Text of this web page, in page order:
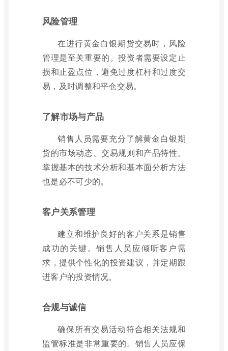
风险管理
在进行黄金白银期货交易时，风险
管理是至关重要的。投资者需要设定止
损和止盈点位，避免过度杠杆和过度交
易，及时调整和平仓交易。
了解市场与产品
销售人员需要充分了解黄金白银期
货的市场动态、交易规则和产品特性。
掌握基本的技术分析和基本面分析方法
也是必不可少的。
客户关系管理
建立和维护良好的客户关系是销售
成功的关键。销售人员应倾听客户需
求，提供个性化的投资建议，并定期跟
进客户的投资情况。
合规与诚信
确保所有交易活动符合相关法规和
监管标准是非常重要的。销售人员应保